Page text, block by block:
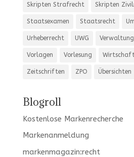
Skripten Strafrecht Skripten
Staatsexamen Staatsrecht
Urheberrecht UWG
Vorlagen Vorlesung
Zeitschriften ZPO Übersichten
Blogroll
Kostenlose Markenrecherche
Markenanmeldung
markenmagazin:recht